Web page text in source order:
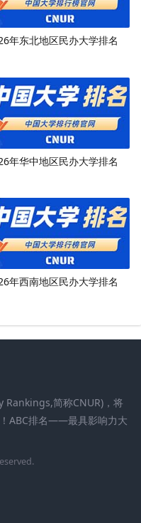
年东北地区民办大学排名
年华中地区民办大学排名
年西南地区民办大学排名
Rankings,简称CNUR)，将
！ABC排名——最具影响力大
.